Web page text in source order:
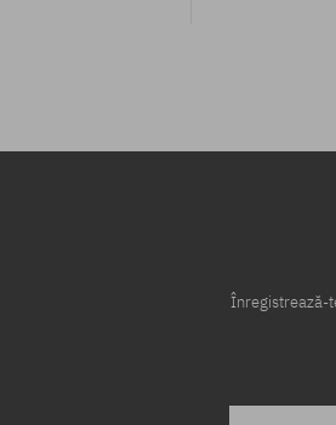
Înregistrează-